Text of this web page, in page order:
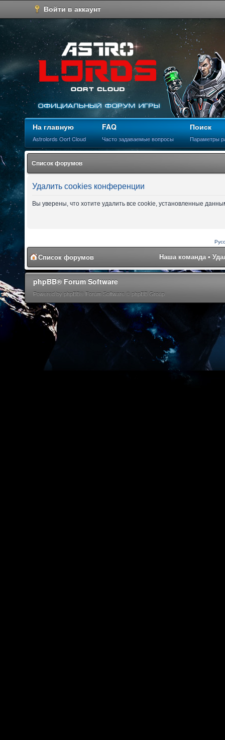
Войти в аккаунт
На главную
Astrolords Oort Cloud
FAQ
Часто задаваемые вопросы
Поиск
Параметры
Список форумов
Удалить cookies конференции
Вы уверены, что хотите удалить все cookie, установленные
Список форумов Наша команда•
phpBB® Forum Software
Powered by phpBB® Forum Software © phpBB Group